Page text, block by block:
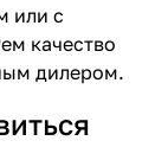
или с
качество
дилером.